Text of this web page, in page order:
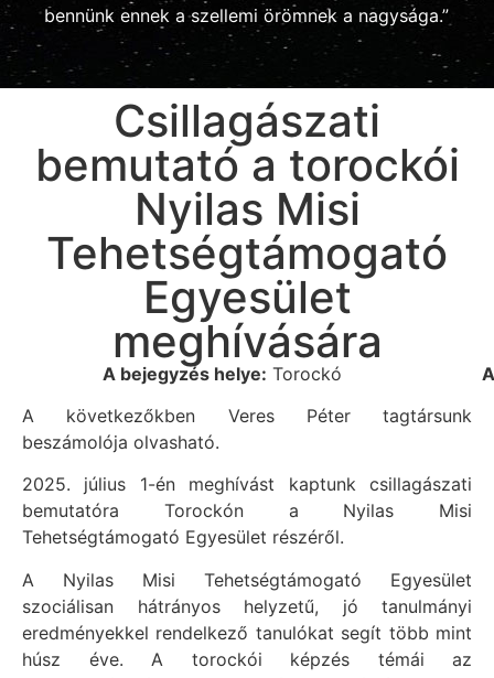
bennünk ennek a szellemi örömnek a nagysága.”
Csillagászati
bemutató a torockói
Nyilas Misi
Tehetségtámogató
Egyesület
meghívására
A bejegyzés helye: Torockó
A következőkben Veres Péter tagtársunk
beszámolója olvasható.
2025. július 1-én meghívást kaptunk csillagászati
bemutatóra Torockón a Nyilas Misi
Tehetségtámogató Egyesület részéről.
A Nyilas Misi Tehetségtámogató Egyesület
szociálisan hátrányos helyzetű, jó tanulmányi
eredményekkel rendelkező tanulókat segít több mint
húsz éve. A torockói képzés témái az